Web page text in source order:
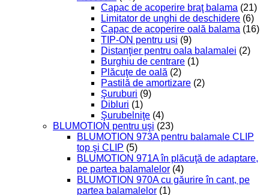
Capac de acoperire braţ balama (21)
Limitator de unghi de deschidere (6)
Capac de acoperire oală balama (16)
TIP-ON pentru uși (9)
Distanţier pentru oala balamalei (2)
Burghiu de centrare (1)
Plăcuţe de oală (2)
Pastilă de amortizare (2)
Şuruburi (9)
Dibluri (1)
Şurubelniţe (4)
BLUMOTION pentru uşi (23)
BLUMOTION 973A pentru balamale CLIP
top şi CLIP (5)
BLUMOTION 971A în plăcuţă de adaptare,
pe partea balamalelor (4)
BLUMOTION 970A cu găurire în cant, pe
partea balamalelor (1)